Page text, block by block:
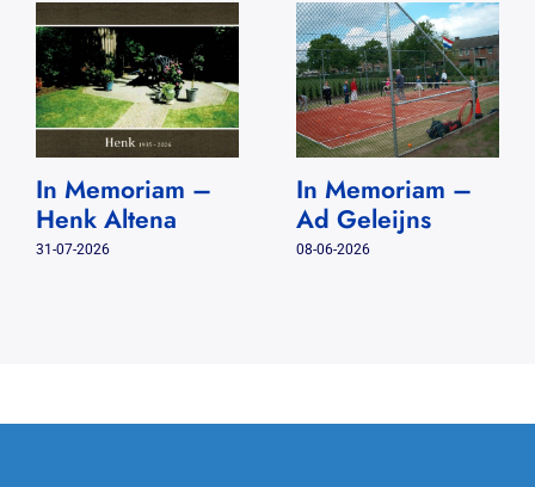
In Memoriam –
Henk Altena
31-07-2026
In Memoriam –
Ad Geleijns
08-06-2026